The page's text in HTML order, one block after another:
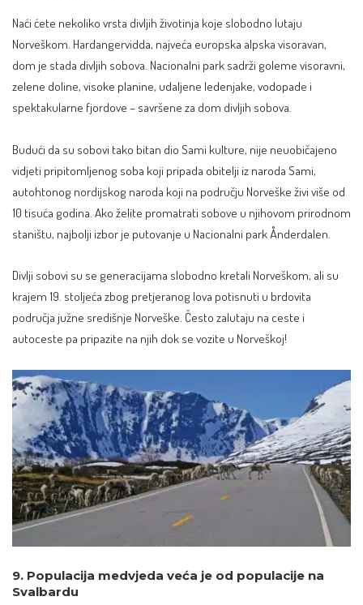
Naći ćete nekoliko vrsta divljih životinja koje slobodno lutaju
Norveškom. Hardangervidda, najveća europska alpska visoravan,
dom je stada divljih sobova. Nacionalni park sadrži goleme visoravni,
zelene doline, visoke planine, udaljene ledenjake, vodopade i
spektakularne fjordove – savršene za dom divljih sobova.
Budući da su sobovi tako bitan dio Sami kulture, nije neuobičajeno
vidjeti pripitomljenog soba koji pripada obitelji iz naroda Sami,
autohtonog nordijskog naroda koji na području Norveške živi više od
10 tisuća godina. Ako želite promatrati sobove u njihovom prirodnom
staništu, najbolji izbor je putovanje u Nacionalni park Ånderdalen.
Divlji sobovi su se generacijama slobodno kretali Norveškom, ali su
krajem 19. stoljeća zbog pretjeranog lova potisnuti u brdovita
područja južne središnje Norveške. Često zalutaju na ceste i
autoceste pa pripazite na njih dok se vozite u Norveškoj!
9. Populacija medvjeda veća je od populacije na
Svalbardu